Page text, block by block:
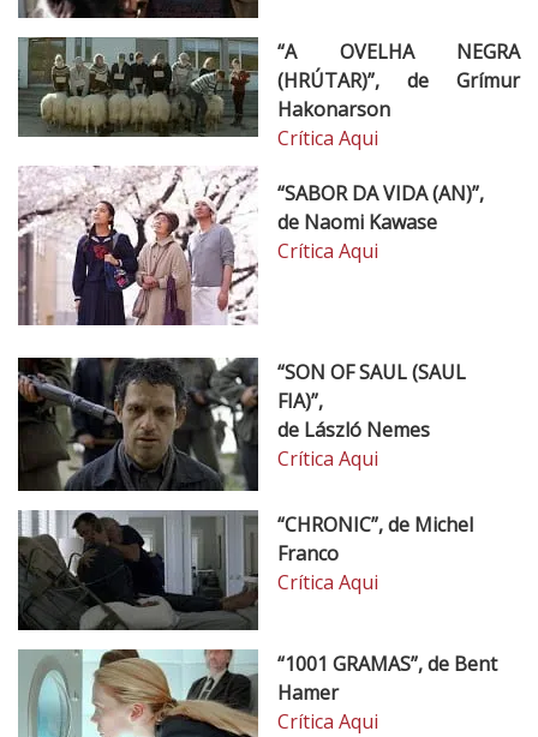
“A OVELHA NEGRA
(HRÚTAR)”, de Grímur
Hakonarson
Crítica Aqui
“SABOR DA VIDA (AN)”,
de Naomi Kawase
Crítica Aqui
“SON OF SAUL (SAUL
FIA)”,
de László Nemes
Crítica Aqui
“CHRONIC”, de Michel
Franco
Crítica Aqui
“1001 GRAMAS”, de Bent
Hamer
Crítica Aqui